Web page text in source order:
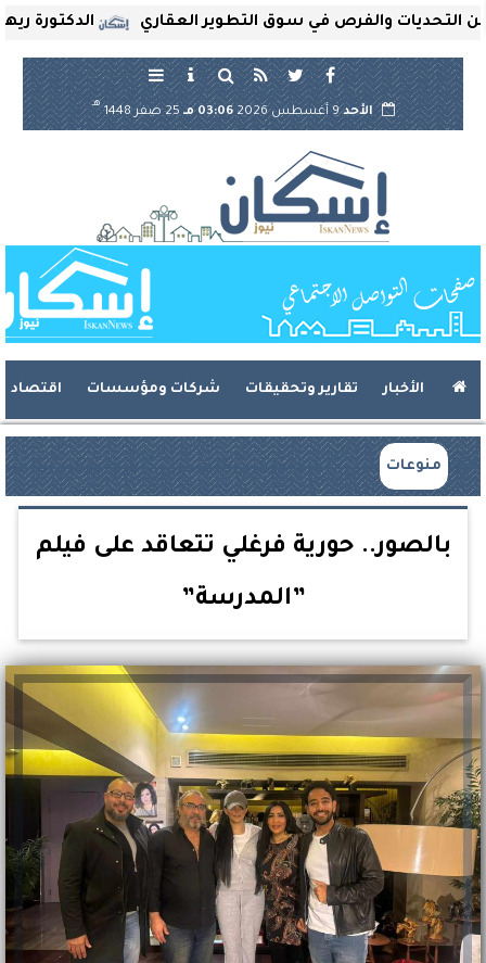
الدكتورة ريهام والفرص في سوق التطوير العقاري
الأحد9 أغسطس 2026 03:06 مـ 25 صفر 1448
هـ
الأخبار تقارير وتحقيقات شركات ومؤسسات اقتصاد
منوعات
بالصور.. حورية فرغلي تتعاقد على فيلم
”المدرسة”